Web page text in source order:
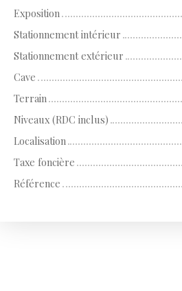
Exposition
Stationnement intérieur
Stationnement extérieur
Cave
Terrain
Niveaux (RDC inclus)
Localisation
Taxe foncière
Référence